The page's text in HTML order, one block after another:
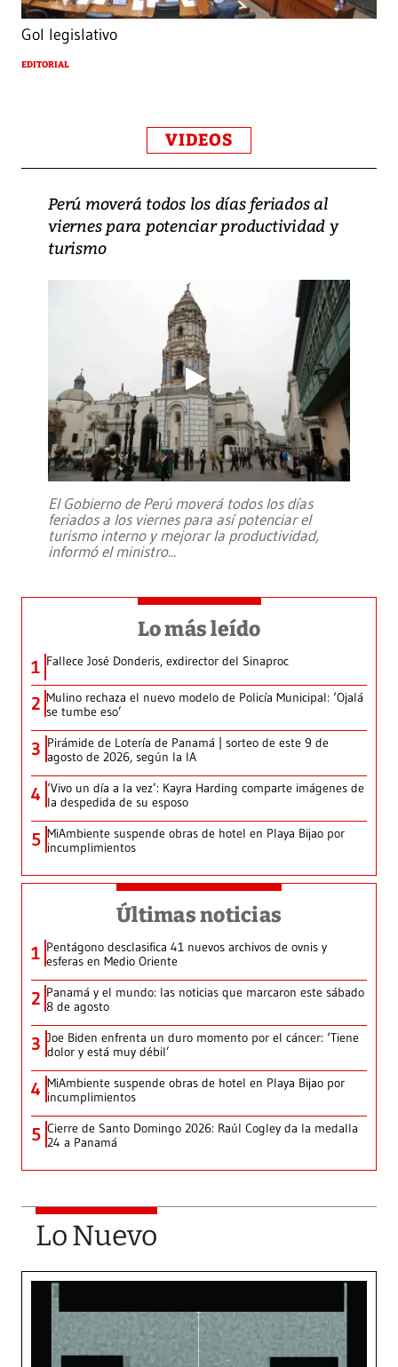
Gol legislativo
EDITORIAL
VIDEOS
Perú moverá todos los días feriados al
viernes para potenciar productividad y
turismo
El Gobierno de Perú moverá todos los días
feriados a los viernes para así potenciar el
turismo interno y mejorar la productividad,
informó el ministro...
Lo más leído
1 Fallece José Donderis, exdirector del Sinaproc
2 Mulino rechaza el nuevo modelo de Policía Municipal: ‘Ojalá
se tumbe eso’
3 Pirámide de Lotería de Panamá | sorteo de este 9 de
agosto de 2026, según la IA
4 ‘Vivo un día a la vez’: Kayra Harding comparte imágenes de
la despedida de su esposo
5 MiAmbiente suspende obras de hotel en Playa Bijao por
incumplimientos
Últimas noticias
1 Pentágono desclasifica 41 nuevos archivos de ovnis y
esferas en Medio Oriente
2 Panamá y el mundo: las noticias que marcaron este sábado
8 de agosto
3 Joe Biden enfrenta un duro momento por el cáncer: ‘Tiene
dolor y está muy débil’
4 MiAmbiente suspende obras de hotel en Playa Bijao por
incumplimientos
5 Cierre de Santo Domingo 2026: Raúl Cogley da la medalla
24 a Panamá
Lo Nuevo